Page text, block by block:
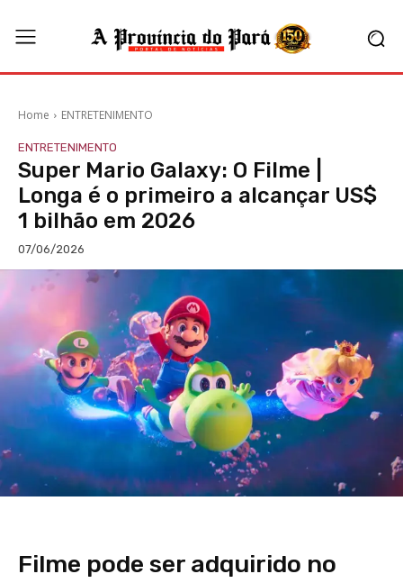
Home ENTRETENIMENTO
ENTRETENIMENTO
Super Mario Galaxy: O Filme |
Longa é o primeiro a alcançar US$
1 bilhão em 2026
07/06/2026
Filme pode ser adquirido no